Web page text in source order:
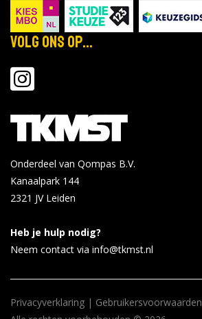
Volg ons op...
Onderdeel van Qompas B.V.
Kanaalpark 144
2321 JV Leiden
Heb je hulp nodig?
Neem contact via info@tkmst.nl
Privacyverklaring | Gebruikersvoorwaarden